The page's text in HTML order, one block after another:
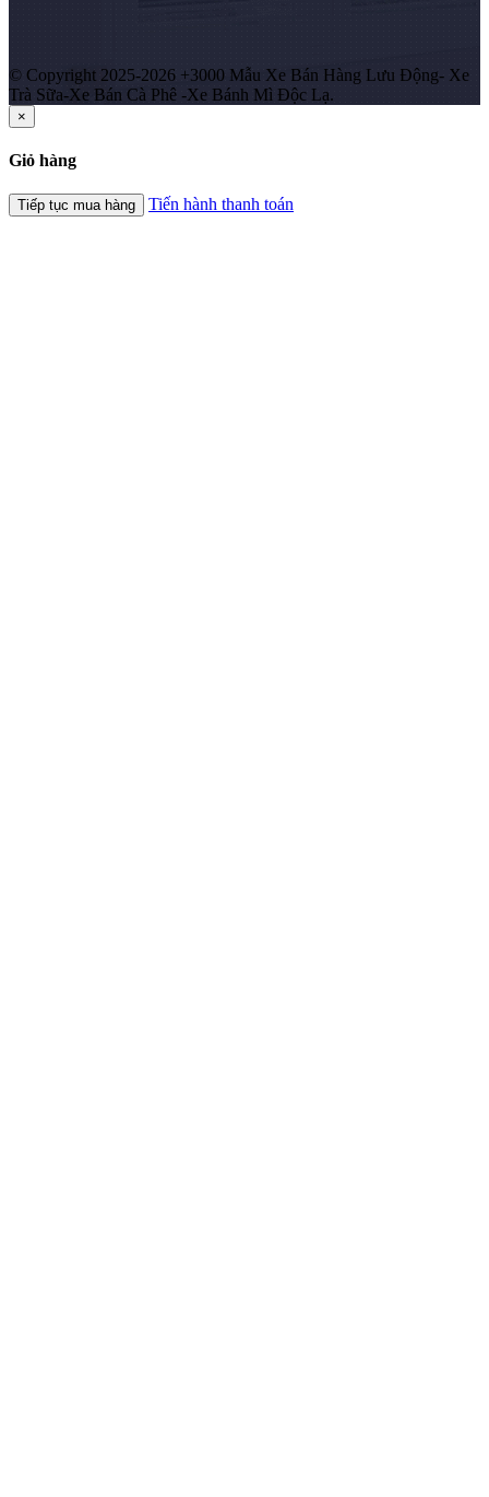
© Copyright 2025-2026 +3000 Mẫu Xe Bán Hàng Lưu Động- Xe
Trà Sữa-Xe Bán Cà Phê -Xe Bánh Mì Độc Lạ.
×
Giỏ hàng
Tiếp tục mua hàng Tiến hành thanh toán